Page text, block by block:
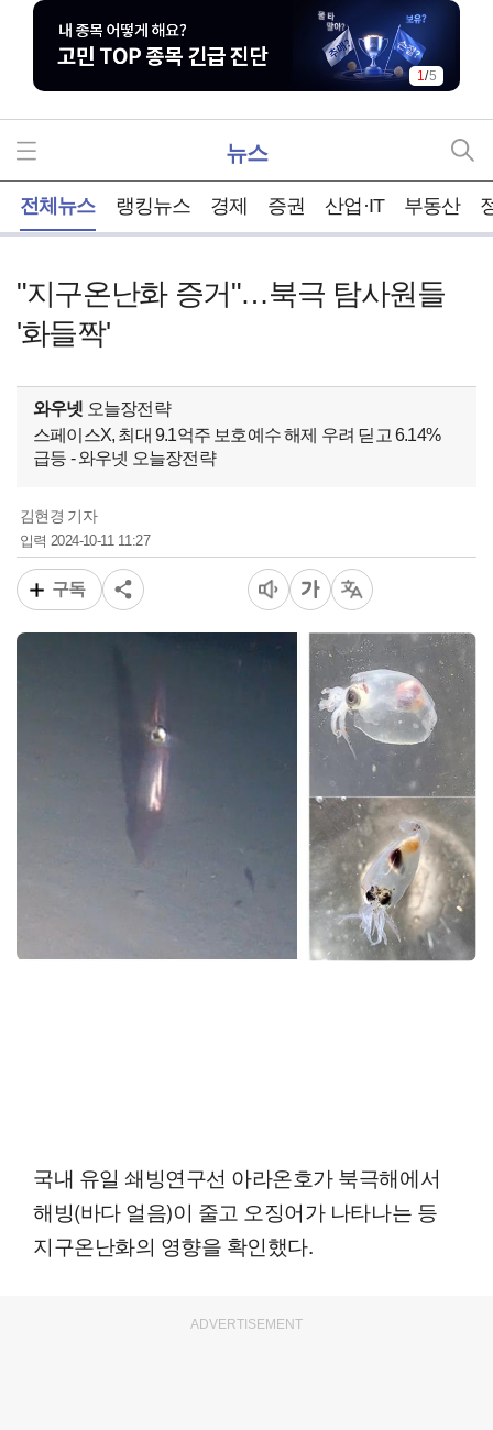
1/5
뉴스
전체뉴스 랭킹뉴스 경제 증권 산업·IT 부동산
"지구온난화 증거"…북극 탐사원들
'화들짝'
와우넷 오늘장전략
스페이스X, 최대 9.1억주 보호예수 해제 우려 딛고 6.14%
급등 - 와우넷 오늘장전략
김현경 기자
입력2024-10-11 11:27
구독
국내 유일 쇄빙연구선 아라온호가 북극해에서
해빙(바다 얼음)이 줄고 오징어가 나타나는 등
지구온난화의 영향을 확인했다.
ADVERTISEMENT